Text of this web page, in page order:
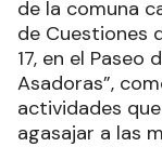
de la comuna
de Cuestiones
17, en el Paseo
Asadoras”,
actividades
agasajar a las